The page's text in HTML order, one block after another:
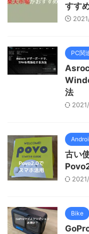
すす
PC関
法
古い
Bike